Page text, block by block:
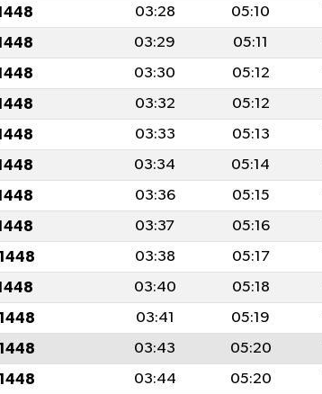
03:28 05:10
03:29 05:11
03:30 05:12
03:32 05:12
03:33 05:13
03:34 05:14
03:36 05:15
03:37 05:16
03:38 05:17
03:40 05:18
03:41 05:19
03:43 05:20
03:44 05:20